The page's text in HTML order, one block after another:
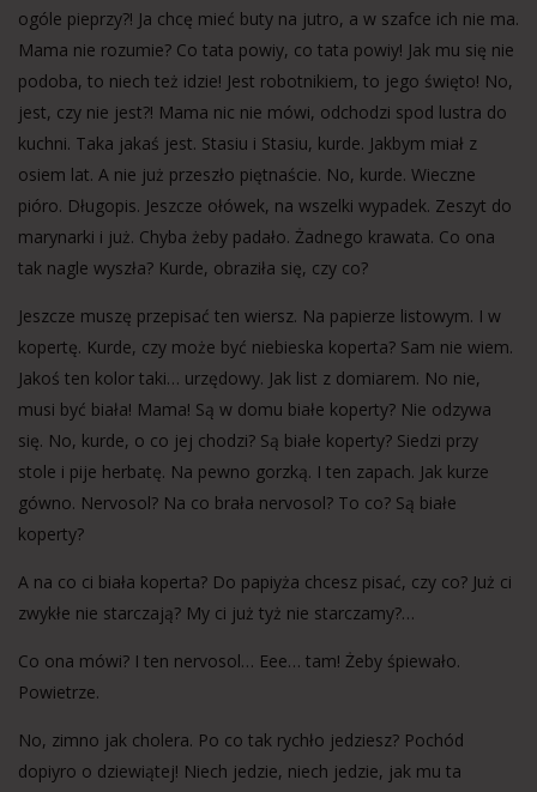
ogóle pieprzy?! Ja chcę mieć buty na jutro, a w szafce ich nie ma.
Mama nie rozumie? Co tata powiy, co tata powiy! Jak mu się nie
podoba, to niech też idzie! Jest robotnikiem, to jego święto! No,
jest, czy nie jest?! Mama nic nie mówi, odchodzi spod lustra do
kuchni. Taka jakaś jest. Stasiu i Stasiu, kurde. Jakbym miał z
osiem lat. A nie już przeszło piętnaście. No, kurde. Wieczne
pióro. Długopis. Jeszcze ołówek, na wszelki wypadek. Zeszyt do
marynarki i już. Chyba żeby padało. Żadnego krawata. Co ona
tak nagle wyszła? Kurde, obraziła się, czy co?
Jeszcze muszę przepisać ten wiersz. Na papierze listowym. I w
kopertę. Kurde, czy może być niebieska koperta? Sam nie wiem.
Jakoś ten kolor taki… urzędowy. Jak list z domiarem. No nie,
musi być biała! Mama! Są w domu białe koperty? Nie odzywa
się. No, kurde, o co jej chodzi? Są białe koperty? Siedzi przy
stole i pije herbatę. Na pewno gorzką. I ten zapach. Jak kurze
gówno. Nervosol? Na co brała nervosol? To co? Są białe
koperty?
A na co ci biała koperta? Do papiyża chcesz pisać, czy co? Już ci
zwykłe nie starczają? My ci już tyż nie starczamy?…
Co ona mówi? I ten nervosol… Eee… tam! Żeby śpiewało.
Powietrze.
No, zimno jak cholera. Po co tak rychło jedziesz? Pochód
dopiyro o dziewiątej! Niech jedzie, niech jedzie, jak mu ta